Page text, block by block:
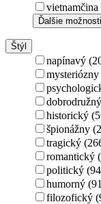
Ďalšie možnosti
Štýl
napínavý
historický
špionážny
tragický
romantický
politický
humorný
filozofický